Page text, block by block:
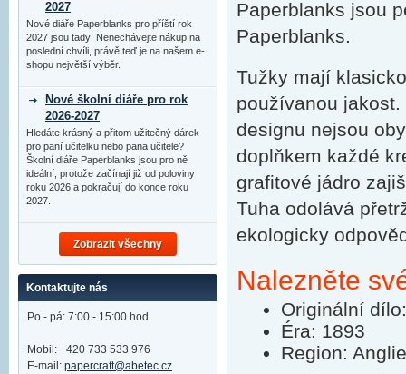
Paperblanks jsou
Paperblanks.
Tužky mají
používanou
designu nejsou
doplňkem každé
grafitové jádro
Tuha odolává
ekologicky
Nalezněte
Originální
Éra: 1893
Region: Anglie
2027
Nové diáře Paperblanks pro příští rok
2027 jsou tady! Nenechávejte nákup na
poslední chvíli, právě teď je na našem e-
shopu největší výběr.
Nové školní diáře pro rok
2026-2027
Hledáte krásný a přitom užitečný dárek
pro paní učitelku nebo pana učitele?
Školní diáře Paperblanks jsou pro ně
ideální, protože začínají již od poloviny
roku 2026 a pokračují do konce roku
2027.
Zobrazit všechny
Kontaktujte nás
Po - pá: 7:00 - 15:00 hod.
Mobil: +420 733 533 976
E-mail: papercraft@abetec.cz